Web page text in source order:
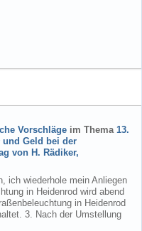
Vorschläge im Thema 13.
und Geld bei der
von H. Rädiker,
ich wiederhole mein Anliegen
in Heidenrod wird abend
in Heidenrod
3. Nach der Umstellung